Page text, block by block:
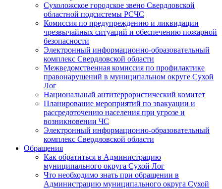
Сухоложское городское звено Свердловской
областной подсистемы РСЧС
Комиссия по предупреждению и ликвидации
чрезвычайных ситуаций и обеспечению пожарной
безопасности
Электронный информационно-образовательный
комплекс Cвердловской области
Межведомственная комиссия по профилактике
правонарушений в муниципальном округе Сухой
Лог
Национальный антитеррористический комитет
Планирование мероприятий по эвакуации и
рассредоточению населения при угрозе и
возникновении ЧС
Электронный информационно-образовательный
комплекс Свердловской области
Обращения
Как обратиться в Администрацию
муниципального округа Сухой Лог
Что необходимо знать при обращении в
Администрацию муниципального округа Сухой